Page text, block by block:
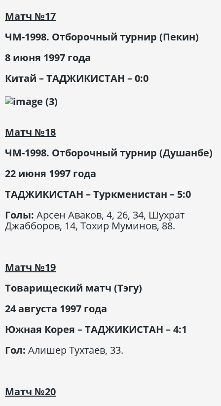
Матч №17
ЧМ-1998. Отборочный турнир (Пекин)
8 июня 1997 года
Китай – ТАДЖИКИСТАН – 0:0
Матч №18
ЧМ-1998. Отборочный турнир (Душанбе)
22 июня 1997 года
ТАДЖИКИСТАН – Туркменистан – 5:0
Голы: Арсен Аваков, 4, 26, 34, Шухрат
Джабборов, 14, Тохир Муминов, 88.
Матч №19
Товарищеский матч (Тэгу)
24 августа 1997 года
Южная Корея – ТАДЖИКИСТАН – 4:1
Гол: Алишер Тухтаев, 33.
Матч №20